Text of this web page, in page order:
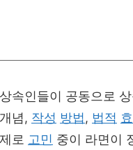
속인들이 공동으로
념, 작성 방법 , 법적
로 고민 중이 라면이